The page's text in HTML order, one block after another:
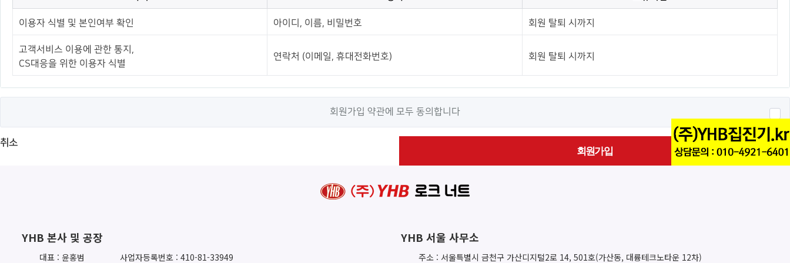
이용자 식별 및 본인여부 확인 아이디, 이름, 비밀번호 회원 탈퇴 시까지
고객서비스 이용에 관한 통지,
CS대응을 위한 이용자 식별
연락처 (이메일, 휴대전화번호) 회원 탈퇴 시까지
회원가입 약관에 모두 동의합니다
취소
회원가입
YHB 본사 및 공장
대표 : 윤홍범 사업자등록번호 : 410-81-33949
YHB 서울 사무소
주소 : 서울특별시 금천구 가산디지털2로 14, 501호(가산동, 대륭테크노타운 12차)